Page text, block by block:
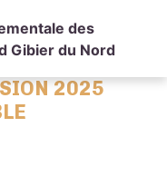
des
Gibier du Nord
2025